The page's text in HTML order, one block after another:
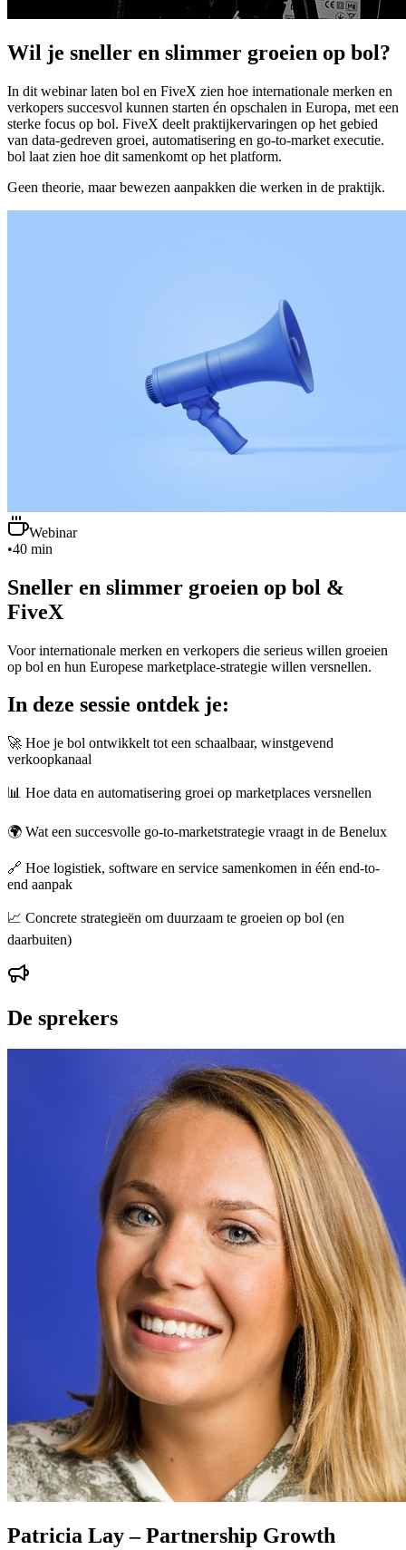
Wil je sneller en slimmer groeien op bol?
In dit webinar laten bol en FiveX zien hoe internationale merken en
verkopers succesvol kunnen starten én opschalen in Europa, met een
sterke focus op bol. FiveX deelt praktijkervaringen op het gebied
van data‑gedreven groei, automatisering en go‑to‑market executie.
bol laat zien hoe dit samenkomt op het platform.
Geen theorie, maar bewezen aanpakken die werken in de praktijk.
Webinar
•40 min
Sneller en slimmer groeien op bol &
FiveX
Voor internationale merken en verkopers die serieus willen groeien
op bol en hun Europese marketplace‑strategie willen versnellen.
In deze sessie ontdek je:
🚀 Hoe je bol ontwikkelt tot een schaalbaar, winstgevend
verkoopkanaal
📊 Hoe data en automatisering groei op marketplaces versnellen
🌍 Wat een succesvolle go-to-marketstrategie vraagt in de Benelux
🔗 Hoe logistiek, software en service samenkomen in één end-to-
end aanpak
📈 Concrete strategieën om duurzaam te groeien op bol (en
daarbuiten)
De sprekers
Patricia Lay – Partnership Growth